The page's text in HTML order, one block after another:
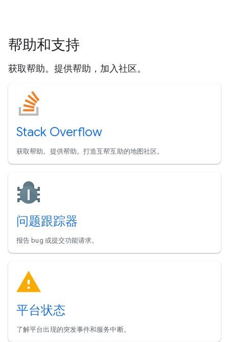
帮助和支持
获取帮助。提供帮助，加入社区。
Stack Overflow
获取帮助。提供帮助。打造互帮互助的地图社区。
问题跟踪器
报告 bug 或提交功能请求。
平台状态
了解平台出现的突发事件和服务中断。